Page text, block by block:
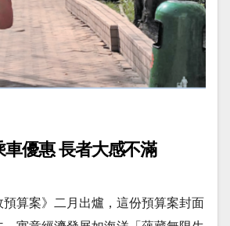
優惠 長者大感不滿
算案》二月出爐，這份預算案封面